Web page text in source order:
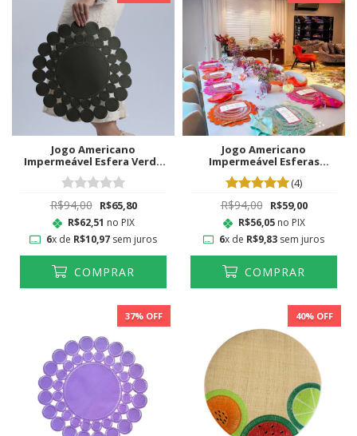
Jogo Americano
Impermeável Esfera Verde
Musgo
R$94,00 R$65,80
R$62,51 no PIX
6x de R$10,97sem juros
COMPRAR
Jogo Americano
Impermeável Esferas
Tiffany
(4)
R$94,00 R$59,00
R$56,05no PIX
6x de R$9,83 sem juros
COMPRAR
37% OFF 40% OFF